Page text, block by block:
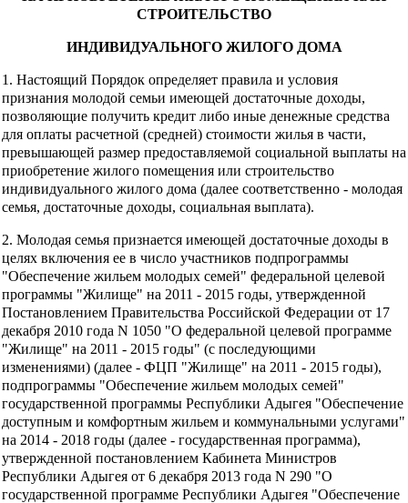
СТРОИТЕЛЬСТВО
ИНДИВИДУАЛЬНОГО ЖИЛОГО ДОМА
1. Настоящий Порядок определяет правила и условия
признания молодой семьи имеющей достаточные доходы,
позволяющие получить кредит либо иные денежные средства
для оплаты расчетной (средней) стоимости жилья в части,
превышающей размер предоставляемой социальной выплаты на
приобретение жилого помещения или строительство
индивидуального жилого дома (далее соответственно - молодая
семья, достаточные доходы, социальная выплата).
2. Молодая семья признается имеющей достаточные доходы в
целях включения ее в число участников подпрограммы
"Обеспечение жильем молодых семей" федеральной целевой
программы "Жилище" на 2011 - 2015 годы, утвержденной
Постановлением Правительства Российской Федерации от 17
декабря 2010 года N 1050 "О федеральной целевой программе
"Жилище" на 2011 - 2015 годы" (с последующими
изменениями) (далее - ФЦП "Жилище" на 2011 - 2015 годы),
подпрограммы "Обеспечение жильем молодых семей"
государственной программы Республики Адыгея "Обеспечение
доступным и комфортным жильем и коммунальными услугами"
на 2014 - 2018 годы (далее - государственная программа),
утвержденной постановлением Кабинета Министров
Республики Адыгея от 6 декабря 2013 года N 290 "О
государственной программе Республики Адыгея "Обеспечение